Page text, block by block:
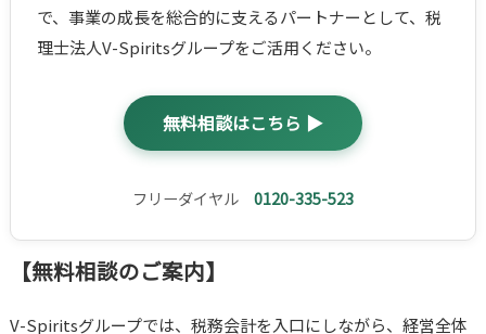
で、事業の成長を総合的に支えるパートナーとして、税
理士法人V-Spiritsグループをご活用ください。
無料相談はこちら ▶
フリーダイヤル 0120-335-523
【無料相談のご案内】
V-Spiritsグループでは、税務会計を入口にしながら、経営全体